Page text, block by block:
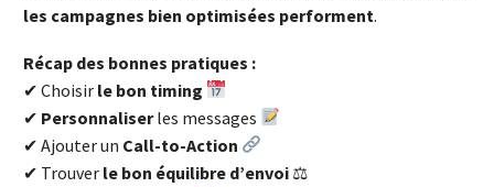
les campagnes bien optimisées performent.
Récap des bonnes pratiques :
✔ Choisir le bon timing
✔ Personnaliserles messages
✔ Ajouter un Call-to-Action
✔ Trouver le bon équilibre d’envoi ⚖